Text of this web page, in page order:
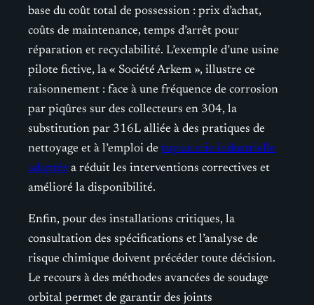
base du coût total de possession : prix d’achat,
coûts de maintenance, temps d’arrêt pour
réparation et recyclabilité. L’exemple d’une usine
pilote fictive, la « Société Arkem », illustre ce
raisonnement : face à une fréquence de corrosion
par piqûres sur des collecteurs en 304, la
substitution par 316L alliée à des pratiques de
nettoyage et à l’emploi de tuyauterie industrielle
adaptée a réduit les interventions correctives et
amélioré la disponibilité.
Enfin, pour des installations critiques, la
consultation des spécifications et l’analyse de
risque chimique doivent précéder toute décision.
Le recours à des méthodes avancées de soudage
orbital permet de garantir des joints